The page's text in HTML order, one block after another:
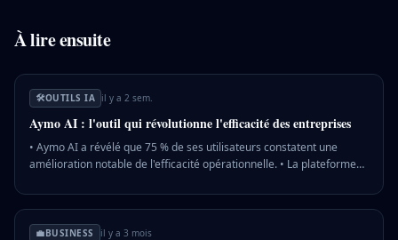
À lire ensuite
🛠️OUTILS IA il y a 2 sem.
Aymo AI : l'outil qui révolutionne l'efficacité des entreprises
• Aymo AI a révélé que 75 % de ses utilisateurs constatent une
amélioration notable de l'efficacité opérationnelle. • La plateforme
complexes et fournir des recommandations en temps réel. •
L'adoption d'Aymo AI pourrait inciter d'autres entreprises à investir
dans des solutions similaires pour rester compétitives. 💡 Pourquoi
💼BUSINESS il y a 3 mois